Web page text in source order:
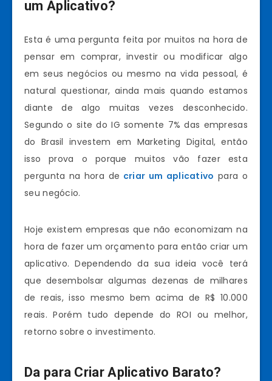
um Aplicativo?
Esta é uma pergunta feita por muitos na hora de
pensar em comprar, investir ou modificar algo
em seus negócios ou mesmo na vida pessoal, é
natural questionar, ainda mais quando estamos
diante de algo muitas vezes desconhecido.
Segundo o site do IG somente 7% das empresas
do Brasil investem em Marketing Digital, então
isso prova o porque muitos vão fazer esta
pergunta na hora de criar um aplicativo para o
seu negócio.
Hoje existem empresas que não economizam na
hora de fazer um orçamento para então criar um
aplicativo. Dependendo da sua ideia você terá
que desembolsar algumas dezenas de milhares
de reais, isso mesmo bem acima de R$ 10.000
reais. Porém tudo depende do ROI ou melhor,
retorno sobre o investimento.
Da para Criar Aplicativo Barato?